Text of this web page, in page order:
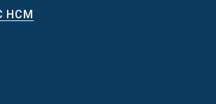
HCM